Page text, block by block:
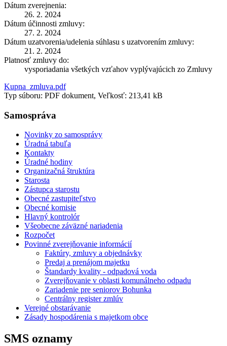
Dátum zverejnenia:
26. 2. 2024
Dátum účinnosti zmluvy:
27. 2. 2024
Dátum uzatvorenia/udelenia súhlasu s uzatvorením zmluvy:
21. 2. 2024
Platnosť zmluvy do:
vysporiadania všetkých vzťahov vyplývajúcich zo Zmluvy
Kupna_zmluva.pdf
Typ súboru: PDF dokument, Veľkosť: 213,41 kB
Samospráva
Novinky zo samosprávy
Úradná tabuľa
Kontakty
Úradné hodiny
Organizačná štruktúra
Starosta
Zástupca starostu
Obecné zastupiteľstvo
Obecné komisie
Hlavný kontrolór
Všeobecne záväzné nariadenia
Rozpočet
Povinné zverejňovanie informácií
Faktúry, zmluvy a objednávky
Predaj a prenájom majetku
Štandardy kvality - odpadová voda
Zverejňovanie v oblasti komunálneho odpadu
Zariadenie pre seniorov Bohunka
Centrálny register zmlúv
Verejné obstarávanie
Zásady hospodárenia s majetkom obce
SMS oznamy